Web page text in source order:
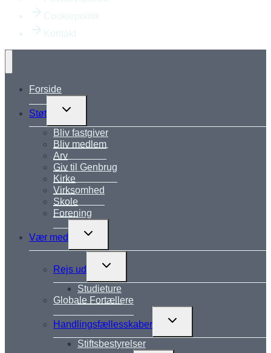
Forside
Støt
Skift
Bliv fastgiver
Bliv medlem
Arv
Giv til Genbrug
Kirke
Virksomhed
Skole
Forening
Vær med
Skift
Rejs ud
Skift
Studieture
Globale Fortællere
Handlingsfællesskaber
Skift
Stiftsbestyrelser